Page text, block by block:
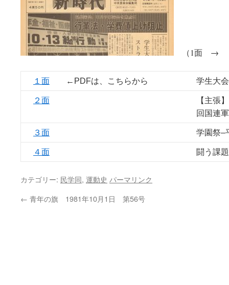
（1面 →
１面 ←PDFは、こちらから 学生大
２面
【主張
回国連
３面 学園祭–
４面 闘う課
カテゴリー: 民学同, 運動史 パーマリンク
← 青年の旗 1981年10月1日 第56号